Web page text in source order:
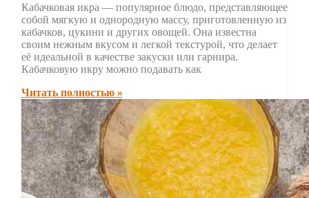
Кабачковая икра — популярное блюдо, представляющее
собой мягкую и однородную массу, приготовленную из
кабачков, цукини и других овощей. Она известна
своим нежным вкусом и легкой текстурой, что делает
её идеальной в качестве закуски или гарнира.
Кабачковую икру можно подавать как
Читать полностью »